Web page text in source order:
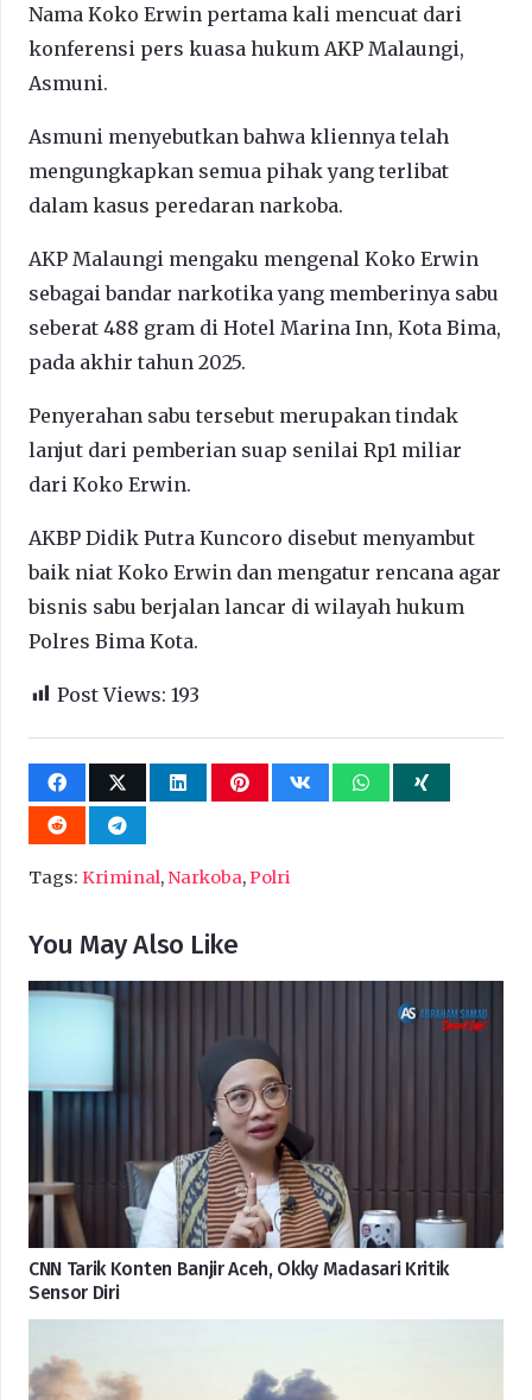
Nama Koko Erwin pertama kali mencuat dari
konferensi pers kuasa hukum AKP Malaungi,
Asmuni.
Asmuni menyebutkan bahwa kliennya telah
mengungkapkan semua pihak yang terlibat
dalam kasus peredaran narkoba.
AKP Malaungi mengaku mengenal Koko Erwin
sebagai bandar narkotika yang memberinya sabu
seberat 488 gram di Hotel Marina Inn, Kota Bima,
pada akhir tahun 2025.
Penyerahan sabu tersebut merupakan tindak
lanjut dari pemberian suap senilai Rp1 miliar
dari Koko Erwin.
AKBP Didik Putra Kuncoro disebut menyambut
baik niat Koko Erwin dan mengatur rencana agar
bisnis sabu berjalan lancar di wilayah hukum
Polres Bima Kota.
Post Views: 193
Tags: Kriminal, Narkoba,Polri
You May Also Like
CNN Tarik Konten Banjir Aceh, Okky Madasari Kritik
Sensor Diri